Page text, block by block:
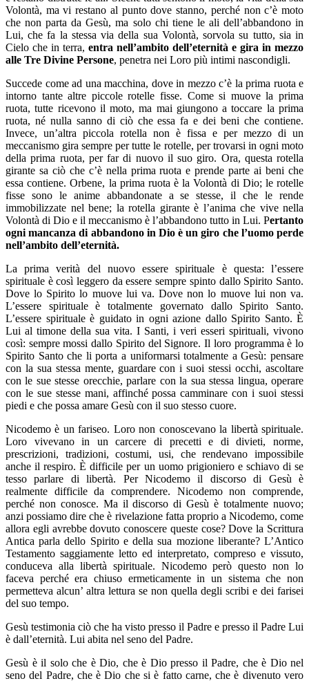
Volontà, ma vi restano al punto dove stanno, perché non c’è moto
che non parta da Gesù, ma solo chi tiene le ali dell’abbandono in
Lui, che fa la stessa via della sua Volontà, sorvola su tutto, sia in
Cielo che in terra, entra nell’ambito dell’eternità e gira in mezzo
alle Tre Divine Persone, penetra nei Loro più intimi nascondigli.
Succede come ad una macchina, dove in mezzo c’è la prima ruota e
intorno tante altre piccole rotelle fisse. Come si muove la prima
ruota, tutte ricevono il moto, ma mai giungono a toccare la prima
ruota, né nulla sanno di ciò che essa fa e dei beni che contiene.
Invece, un’altra piccola rotella non è fissa e per mezzo di un
meccanismo gira sempre per tutte le rotelle, per trovarsi in ogni moto
della prima ruota, per far di nuovo il suo giro. Ora, questa rotella
girante sa ciò che c’è nella prima ruota e prende parte ai beni che
essa contiene. Orbene, la prima ruota è la Volontà di Dio; le rotelle
fisse sono le anime abbandonate a se stesse, il che le rende
immobilizzate nel bene; la rotella girante è l’anima che vive nella
Volontà di Dio e il meccanismo è l’abbandono tutto in Lui. Pertanto
ogni mancanza di abbandono in Dio è un giro che l’uomo perde
nell’ambito dell’eternità.
La prima verità del nuovo essere spirituale è questa: l’essere
spirituale è così leggero da essere sempre spinto dallo Spirito Santo.
Dove lo Spirito lo muove lui va. Dove non lo muove lui non va.
L’essere spirituale è totalmente governato dallo Spirito Santo.
L’essere spirituale è guidato in ogni azione dallo Spirito Santo. È
Lui al timone della sua vita. I Santi, i veri esseri spirituali, vivono
così: sempre mossi dallo Spirito del Signore. Il loro programma è lo
Spirito Santo che li porta a uniformarsi totalmente a Gesù: pensare
con la sua stessa mente, guardare con i suoi stessi occhi, ascoltare
con le sue stesse orecchie, parlare con la sua stessa lingua, operare
con le sue stesse mani, affinché possa camminare con i suoi stessi
piedi e che possa amare Gesù con il suo stesso cuore.
Nicodemo è un fariseo. Loro non conoscevano la libertà spirituale.
Loro vivevano in un carcere di precetti e di divieti, norme,
prescrizioni, tradizioni, costumi, usi, che rendevano impossibile
anche il respiro. È difficile per un uomo prigioniero e schiavo di se
tesso parlare di libertà. Per Nicodemo il discorso di Gesù è
realmente difficile da comprendere. Nicodemo non comprende,
perché non conosce. Ma il discorso di Gesù è totalmente nuovo;
anzi possiamo dire che è rivelazione fatta proprio a Nicodemo, come
allora egli avrebbe dovuto conoscere queste cose? Dove la Scrittura
Antica parla dello Spirito e della sua mozione liberante? L’Antico
Testamento saggiamente letto ed interpretato, compreso e vissuto,
conduceva alla libertà spirituale. Nicodemo però questo non lo
faceva perché era chiuso ermeticamente in un sistema che non
permetteva alcun’ altra lettura se non quella degli scribi e dei farisei
del suo tempo.
Gesù testimonia ciò che ha visto presso il Padre e presso il Padre Lui
è dall’eternità. Lui abita nel seno del Padre.
Gesù è il solo che è Dio, che è Dio presso il Padre, che è Dio nel
seno del Padre, che è Dio che si è fatto carne, che è divenuto vero